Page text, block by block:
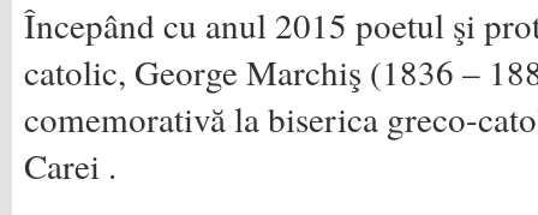
Începând cu anul 2015 poetul şi
catolic, George Marchiş (1836 –
comemorativă la biserica greco-
Carei .